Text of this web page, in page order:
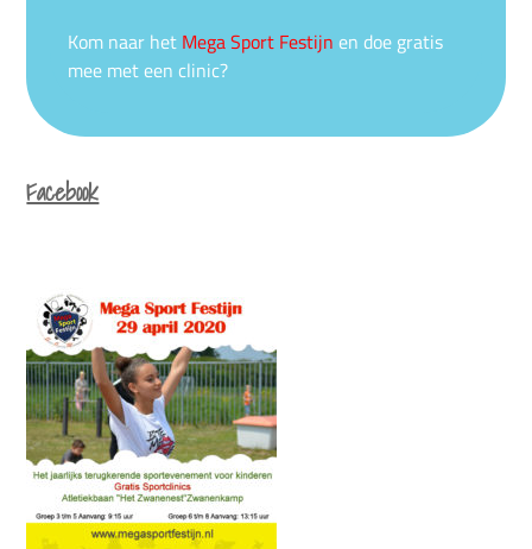
Kom naar het Mega Sport Festijn en doe gratis
mee met een clinic?
Facebook